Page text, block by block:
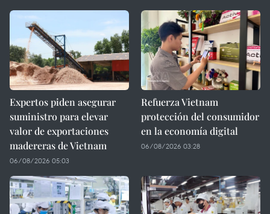
Expertos piden asegurar
suministro para elevar
valor de exportaciones
madereras de Vietnam
06/08/2026 05:03
Refuerza Vietnam
protección del consumidor
en la economía digital
06/08/2026 03:28